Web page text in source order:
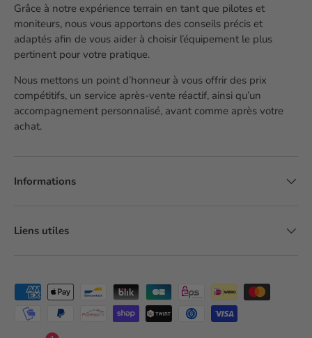
Grâce à notre expérience terrain en tant que pilotes et
moniteurs, nous vous apportons des conseils précis et
adaptés afin de vous aider à choisir l’équipement le plus
pertinent pour votre pratique.
Nous mettons un point d’honneur à vous offrir des prix
compétitifs, un service après-vente réactif, ainsi qu’un
accompagnement personnalisé, avant comme après votre
achat.
Informations
Liens utiles
Moyens de paiement acceptés